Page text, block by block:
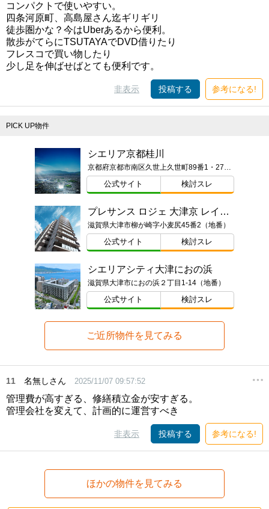
コンパクトで使いやすい。
四条河原町、高島屋さん迄ギリギリ
徒歩圏かな？今はUberあるから便利。
散歩がてらにTSUTAYAでDVD借りたり
フレスコで買い物したり
少し足を伸ばせばとても便利です。
非表示 投稿する 参考になる!
PICK UP物件
シエリア京都桂川
京都府京都市南区久世上久世町89番1・270番（地番）
公式サイト 検討スレ
プレサンス ロジェ 大津京 レイクヴィラ
滋賀県大津市柳が崎字小麦尻45番2（地番）
公式サイト 検討スレ
シエリアシティ大津におの浜
滋賀県大津市におの浜２丁目1-14（地番）
公式サイト 検討スレ
ご近所物件を見てみる
11 名無しさん 2025/11/07 09:57:52
管理費が高すぎる、修繕積立金が安すぎる。
管理会社を変えて、計画的に運営すべき
非表示 投稿する 参考になる!
ほかの物件を見てみる